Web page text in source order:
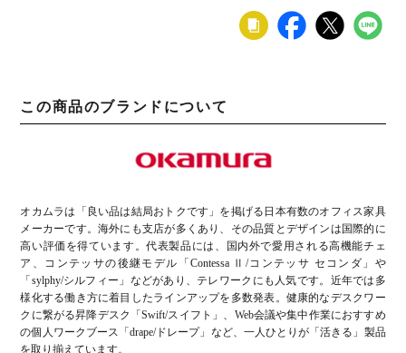
この商品のブランドについて
オカムラは「良い品は結局おトクです」を掲げる日本有数のオフィス家具
メーカーです。海外にも支店が多くあり、その品質とデザインは国際的に
高い評価を得ています。代表製品には、国内外で愛用される高機能チェ
ア、コンテッサの後継モデル「Contessa Ⅱ/コンテッサ セコンダ」や
「sylphy/シルフィー」などがあり、テレワークにも人気です。近年では多
様化する働き方に着目したラインアップを多数発表。健康的なデスクワー
クに繋がる昇降デスク「Swift/スイフト」、Web会議や集中作業におすすめ
の個人ワークブース「drape/ドレープ」など、一人ひとりが「活きる」製品
を取り揃えています。